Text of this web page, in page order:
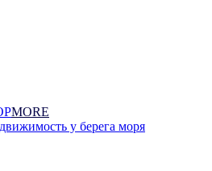
MORE
у берега моря